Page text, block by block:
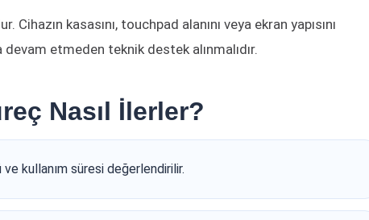
kasasını, touchpad alanını veya ekran yapısını
etmeden teknik destek alınmalıdır.
Nasıl İlerler?
ve kullanım süresi değerlendirilir.